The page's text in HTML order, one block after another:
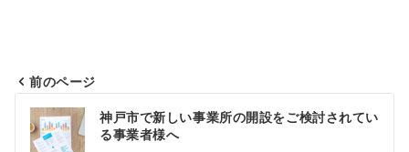
投
稿
前のページ
神戸市で新しい事業所の開設をご検討されてい
る事業者様へ